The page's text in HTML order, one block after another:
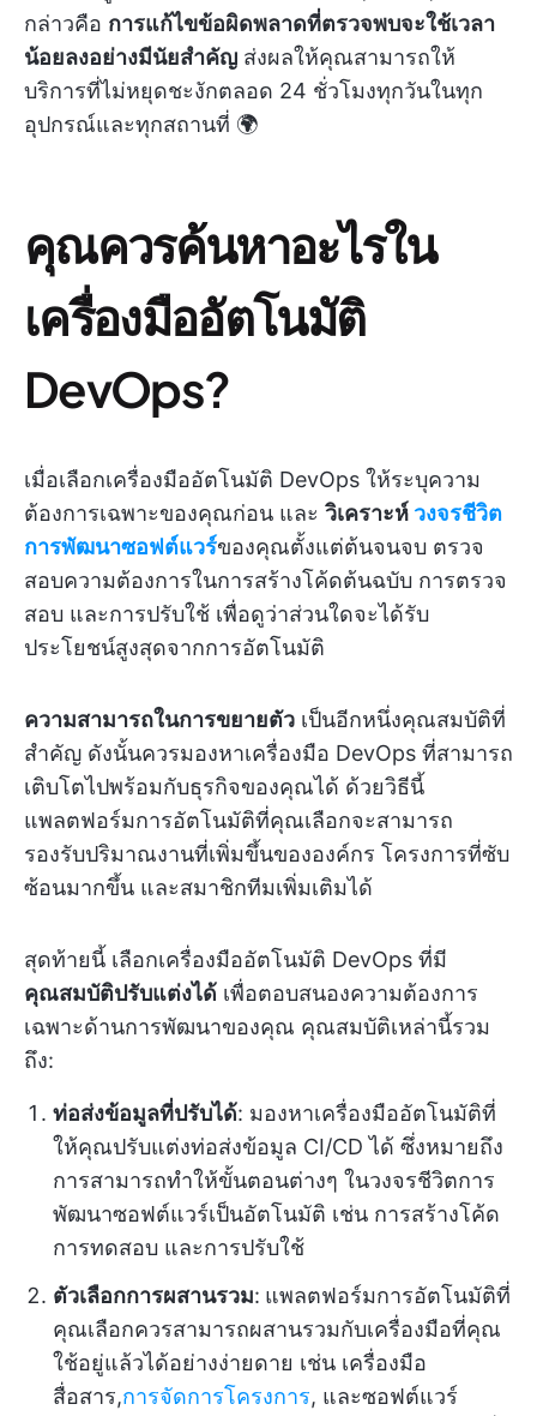
กล่าวคือ การแก้ไขข้อผิดพลาดที่ตรวจพบจะใช้เวลา
น้อยลงอย่างมีนัยสำคัญ ส่งผลให้คุณสามารถให้
บริการที่ไม่หยุดชะงักตลอด 24 ชั่วโมงทุกวันในทุก
อุปกรณ์และทุกสถานที่ 🌍
คุณควรค้นหาอะไรใน
เครื่องมืออัตโนมัติ
DevOps?
เมื่อเลือกเครื่องมืออัตโนมัติ DevOps ให้ระบุความ
ต้องการเฉพาะของคุณก่อน และ วิเคราะห์วงจรชีวิต
การพัฒนาซอฟต์แวร์ของคุณตั้งแต่ต้นจนจบ ตรวจ
สอบความต้องการในการสร้างโค้ดต้นฉบับ การตรวจ
สอบ และการปรับใช้ เพื่อดูว่าส่วนใดจะได้รับ
ประโยชน์สูงสุดจากการอัตโนมัติ
ความสามารถในการขยายตัว เป็นอีกหนึ่งคุณสมบัติที่
สำคัญ ดังนั้นควรมองหาเครื่องมือ DevOps ที่สามารถ
เติบโตไปพร้อมกับธุรกิจของคุณได้ ด้วยวิธีนี้
แพลตฟอร์มการอัตโนมัติที่คุณเลือกจะสามารถ
รองรับปริมาณงานที่เพิ่มขึ้นขององค์กร โครงการที่ซับ
ซ้อนมากขึ้น และสมาชิกทีมเพิ่มเติมได้
สุดท้ายนี้ เลือกเครื่องมืออัตโนมัติ DevOps ที่มี
คุณสมบัติปรับแต่งได้ เพื่อตอบสนองความต้องการ
เฉพาะด้านการพัฒนาของคุณ คุณสมบัติเหล่านี้รวม
ถึง:
ท่อส่งข้อมูลที่ปรับได้: มองหาเครื่องมืออัตโนมัติที่
ให้คุณปรับแต่งท่อส่งข้อมูล CI/CD ได้ ซึ่งหมายถึง
การสามารถทำให้ขั้นตอนต่างๆ ในวงจรชีวิตการ
พัฒนาซอฟต์แวร์เป็นอัตโนมัติ เช่น การสร้างโค้ด
การทดสอบ และการปรับใช้
ตัวเลือกการผสานรวม: แพลตฟอร์มการอัตโนมัติที่
คุณเลือกควรสามารถผสานรวมกับเครื่องมือที่คุณ
ใช้อยู่แล้วได้อย่างง่ายดาย เช่น เครื่องมือ
สื่อสาร,การจัดการโครงการ, และซอฟต์แวร์